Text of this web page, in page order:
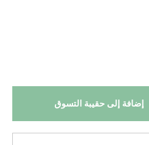
إضافة إلى حقيبة التسوق